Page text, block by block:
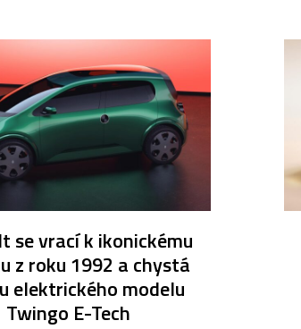
se vrací k ikonickému
z roku 1992 a chystá
elektrického modelu
Twingo E-Tech